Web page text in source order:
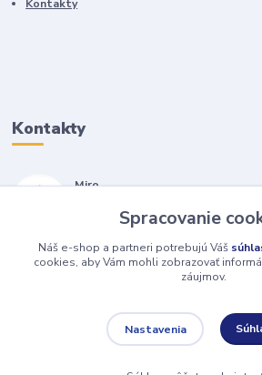
Kontakty
Kontakty
Miro
(Po-Pia, 7-17 hod.)
isopneumatiky@isopneumatiky.sk
Spracovanie
Náš e-shop a partneri potrebujú Váš
cookies, aby Vám mohli zobrazovať
záujmov.
Nastavenia